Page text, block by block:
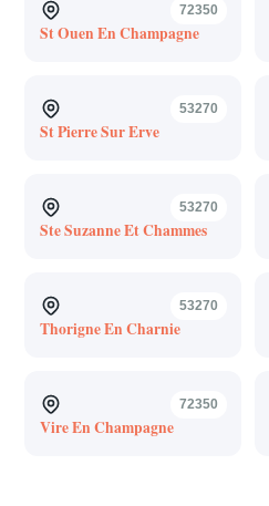
72350
St Ouen En Champagne
53270
St Pierre Sur Erve
53270
Ste Suzanne Et Chammes
53270
Thorigne En Charnie
72350
Vire En Champagne